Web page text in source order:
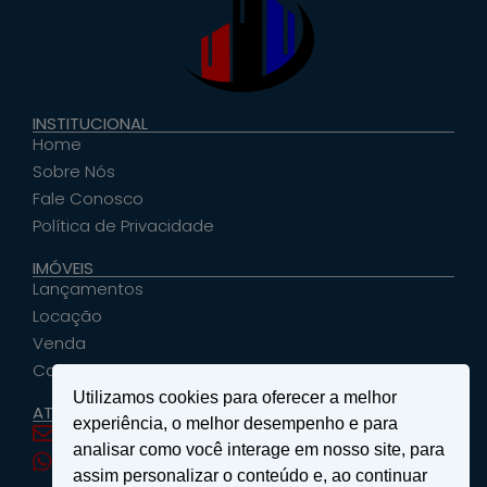
INSTITUCIONAL
Home
Sobre Nós
Fale Conosco
Política de Privacidade
IMÓVEIS
Lançamentos
Locação
Venda
Cadastrar Seu Imóvel
ATENDIMENTO
santosemattosimoveis@hotmail.com
(19) 9 9639-4985
Utilizamos cookies para oferecer a melhor
experiência, o melhor desempenho e para
analisar como você interage em nosso site, para
assim personalizar o conteúdo e, ao continuar